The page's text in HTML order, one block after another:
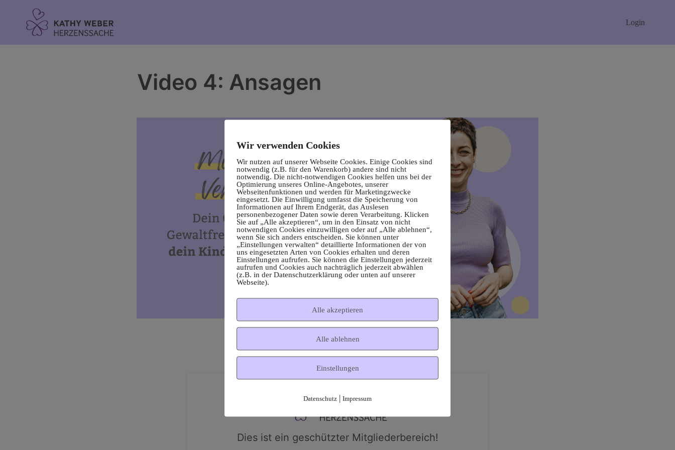
Login
Video 4: Ansagen
Dies ist ein geschützter Mitgliederbereich!
Wir verwenden Cookies
Wir nutzen auf unserer Webseite Cookies. Einige Cookies sind
notwendig (z.B. für den Warenkorb) andere sind nicht
notwendig. Die nicht-notwendigen Cookies helfen uns bei der
Optimierung unseres Online-Angebotes, unserer
Webseitenfunktionen und werden für Marketingzwecke
eingesetzt. Die Einwilligung umfasst die Speicherung von
Informationen auf Ihrem Endgerät, das Auslesen
personenbezogener Daten sowie deren Verarbeitung. Klicken
Sie auf „Alle akzeptieren“, um in den Einsatz von nicht
notwendigen Cookies einzuwilligen oder auf „Alle ablehnen“,
wenn Sie sich anders entscheiden. Sie können unter
„Einstellungen verwalten“ detaillierte Informationen der von
uns eingesetzten Arten von Cookies erhalten und deren
Einstellungen aufrufen. Sie können die Einstellungen jederzeit
aufrufen und Cookies auch nachträglich jederzeit abwählen
(z.B. in der Datenschutzerklärung oder unten auf unserer
Webseite).
Alle akzeptieren
Alle ablehnen
Einstellungen
Datenschutz | Impressum